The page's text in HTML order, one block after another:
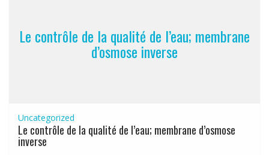
Le contrôle de la qualité de l’eau; membrane
d’osmose inverse
Uncategorized
Le contrôle de la qualité de l’eau; membrane d’osmose
inverse